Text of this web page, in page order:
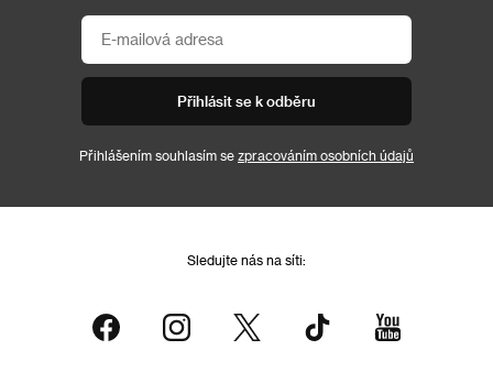
Přihlásit se k odběru
Přihlášením souhlasím se zpracováním osobních údajů
Sledujte nás na síti: